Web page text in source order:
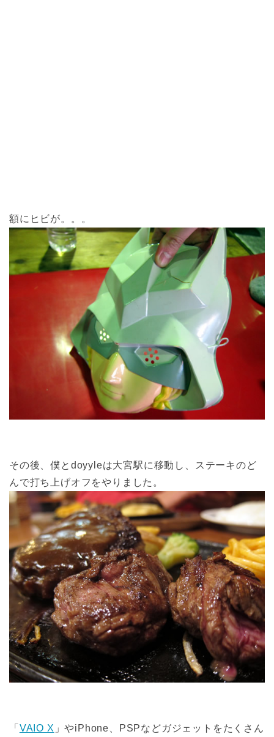
額にヒビが。。。
その後、僕とdoyyleは大宮駅に移動し、ステーキのど
んで打ち上げオフをやりました。
「 VAIO X 」やiPhone、PSPなどガジェットをたくさん